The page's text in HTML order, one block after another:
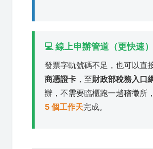
💻 線上申辦管道（更快速）
發票字軌號碼不足，也可以直
商憑證卡 ，至財政部稅務入口
辦，不需要臨櫃跑一趟稽徵所
5 個工作天完成。